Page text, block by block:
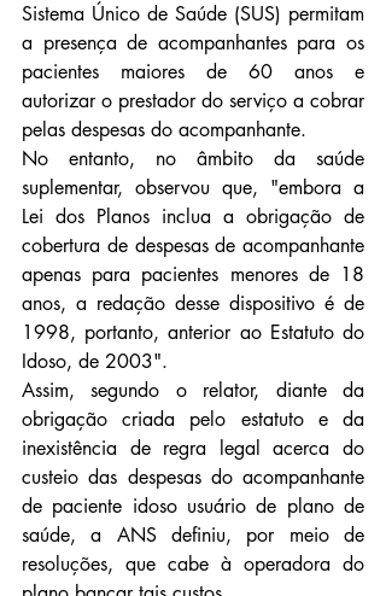
Sistema Único de Saúde (SUS) permitam
a presença de acompanhantes para os
pacientes maiores de 60 anos e
autorizar o prestador do serviço a cobrar
pelas despesas do acompanhante.
No entanto, no âmbito da saúde
suplementar, observou que, "embora a
Lei dos Planos inclua a obrigação de
cobertura de despesas de acompanhante
apenas para pacientes menores de 18
anos, a redação desse dispositivo é de
1998, portanto, anterior ao Estatuto do
Idoso, de 2003".
Assim, segundo o relator, diante da
obrigação criada pelo estatuto e da
inexistência de regra legal acerca do
custeio das despesas do acompanhante
de paciente idoso usuário de plano de
saúde, a ANS definiu, por meio de
resoluções, que cabe à operadora do